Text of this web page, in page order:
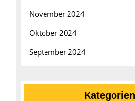
November 2024
Oktober 2024
September 2024
Kategorien